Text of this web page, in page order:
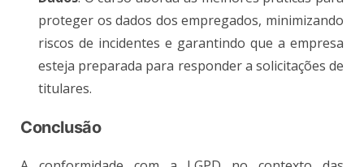
proteger os dados dos empregados, minimizando
riscos de incidentes e garantindo que a empresa
esteja preparada para responder a solicitações de
titulares​.
Conclusão